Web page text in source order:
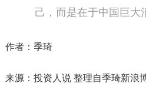
己，而是在于中国巨大
作者：季琦
来源：投资人说 整理自季琦新浪